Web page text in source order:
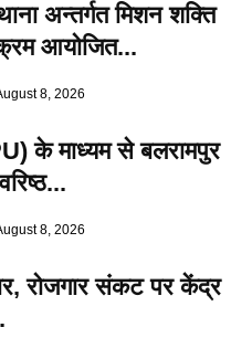
अन्तर्गत मिशन शक्ति
आयोजित...
8, 2026
के माध्यम से बलरामपुर
8, 2026
रोजगार संकट पर केंद्र